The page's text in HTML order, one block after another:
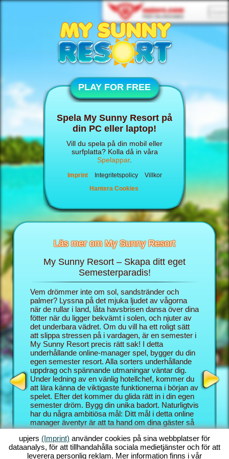
PLAY FOR FREE
Spela My Sunny Resort på
din PC eller laptop!
Vill du spela på din mobil eller
surfplatta? Kolla då in våra
Spelappar.
Imprint Integritetspolicy
Villkor
Hantera Cookies
Läs mer om My Sunny Resort
din
My Sunny Resort – Skapa ditt eget
Semesterparadis!
Vem drömmer inte om sol, sandstränder och
palmer? Lyssna på det mjuka ljudet av vågorna
när de rullar i land, låta havsbrisen dansa över dina
fötter när du ligger bekvämt i solen, och njuter av
det underbara vädret. Om du vill ha ett roligt sätt
att slippa stressen på i vardagen, är en semester i
My Sunny Resort precis rätt sak! I detta
underhållande online-manager spel, bygger du din
egen semester resort. Alla sorters underhållande
uppdrag och spännande utmaningar väntar dig.
Under ledning av en vänlig hotellchef, kommer du
att lära känna de viktigaste funktionerna i början av
spelet. Efter det kommer du glida rätt in i din egen
semester dröm. Bygg din unika badort. Naturligtvis
har du några ambitiösa mål: Ditt mål i detta online
manager äventyr är att ta hand om dina gäster så
bra som möjligt och bli en etablerad 5 stjärnig
resort. Du har massor av funktioner till ditt
förfogande. Ju längre du kommer i det här strand
spelet, desto fler möjligheter får du!
I
rollen
Resort
bättre
Med
och
som du
upjers (Imprint) använder cookies på sina webbplatser för
dataanalys, för att tillhandahålla sociala medietjänster och för att
leverera personlig reklam. Mer information finns i vår